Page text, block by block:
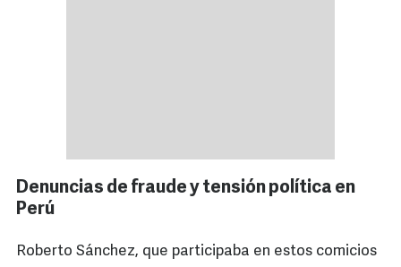
Denuncias de fraude y tensión política en
Perú
Roberto Sánchez, que participaba en estos comicios